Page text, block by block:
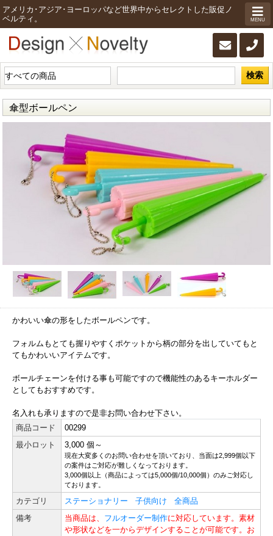
アメリカ･アジア･ヨーロッパなど世界中からセレクトした販促ノ
ベルティ。
MENU
検索
傘型ボールペン
かわいい傘の形をしたボールペンです。
フォルムもとても握りやすくポケットから柄の部分を出していてもと
てもかわいいアイテムです。
ボールチェーンを付ける事も可能ですので機能性のあるキーホルダー
としてもおすすめです。
名入れも承りますので是非お問い合わせ下さい。
商品コード
00299
最小ロット
3,000 個～
現在大変多くのお問い合わせを頂いており、当面は2,999個以下
の案件はご対応が難しくなっております。
3,000個以上（商品によっては5,000個/10,000個）のみご対応し
ております。
カテゴリ ステーショナリー 子供向け
全商品
備考
当商品は、 フルオーダー制作に対応しています。素材
や形状などを一からデザインすることが可能です。お